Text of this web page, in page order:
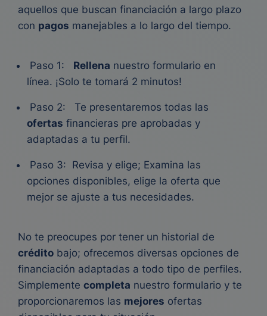
aquellos que buscan financiación a largo plazo
con pagos manejables a lo largo del tiempo.
Paso 1: Rellena nuestro formulario en
línea. ¡Solo te tomará 2 minutos!
Paso 2: Te presentaremos todas las
ofertas financieras pre aprobadas y
adaptadas a tu perfil.
Paso 3: Revisa y elige; Examina las
opciones disponibles, elige la oferta que
mejor se ajuste a tus necesidades.
No te preocupes por tener un historial de
crédito bajo; ofrecemos diversas opciones de
financiación adaptadas a todo tipo de perfiles.
Simplemente completa nuestro formulario y te
proporcionaremos las mejores ofertas